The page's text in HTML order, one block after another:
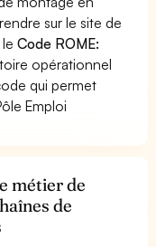
sur le site de
leCode ROME:
opérationnel
qui permet
Emploi
métier de
de